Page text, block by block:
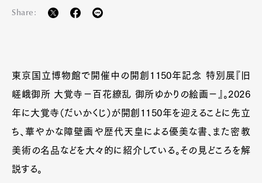
Share:
東京国立博物館で開催中の開創1150年記念 特別展『旧
嵯峨御所 大覚寺－百花繚乱 御所ゆかりの絵画－』。2026
年に大覚寺（だいかくじ）が開創1150年を迎えることに先立
ち、華やかな障壁画や歴代天皇による優美な書、また密教
美術の名品などを大々的に紹介している。その見どころを解
説する。